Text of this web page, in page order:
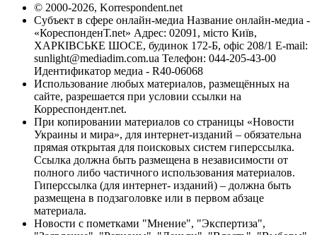
© 2000-2026, Korrespondent.net
Субъект в сфере онлайн-медиа Название онлайн-медиа -
«КореспонденТ.net» Адрес: 02091, місто Київ,
ХАРКІВСЬКЕ ШОСЕ, будинок 172-Б, офіс 208/1 E-mail:
sunlight@mediadim.com.ua Телефон: 044-205-43-00
Идентификатор медиа - R40-06068
Использование любых материалов, размещённых на
сайте, разрешается при условии ссылки на
Корреспондент.net.
При копировании материалов со страницы «Новости
Украины и мира», для интернет-изданий – обязательна
прямая открытая для поисковых систем гиперссылка.
Ссылка должна быть размещена в независимости от
полного либо частичного использования материалов.
Гиперссылка (для интернет- изданий) – должна быть
размещена в подзаголовке или в первом абзаце
материала.
Новости с пометками "Мнение", "Экспертиза",